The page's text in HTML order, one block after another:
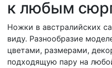
к любым
Ножки в австралийских
виду. Разнообразие
цветами, размерами,
подходящую пару на